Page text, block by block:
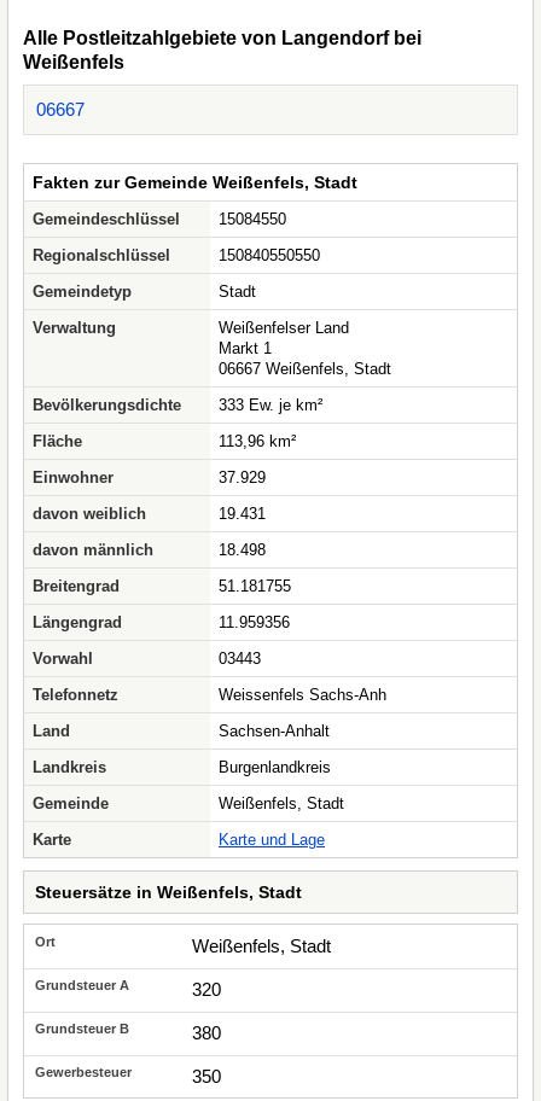
Alle Postleitzahlgebiete von Langendorf bei
Weißenfels
06667
Fakten zur Gemeinde Weißenfels, Stadt
Gemeindeschlüssel
15084550
Regionalschlüssel
150840550550
Gemeindetyp
Stadt
Verwaltung
Weißenfelser Land
Markt 1
06667 Weißenfels, Stadt
Bevölkerungsdichte
333 Ew. je km²
Fläche
113,96 km²
Einwohner
37.929
davon weiblich
19.431
davon männlich
18.498
Breitengrad
51.181755
Längengrad
11.959356
Vorwahl
03443
Telefonnetz
Weissenfels Sachs-Anh
Land
Sachsen-Anhalt
Landkreis
Burgenlandkreis
Gemeinde
Weißenfels, Stadt
Karte
Karte und Lage
Steuersätze in Weißenfels, Stadt
Weißenfels, Stadt
320
380
350